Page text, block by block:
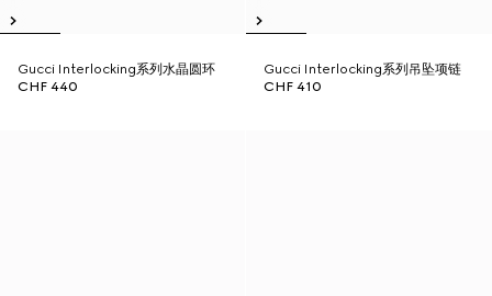
Gucci Interlocking系列水晶圆环
CHF 440
Gucci Interlocking系列吊坠项链
CHF 410